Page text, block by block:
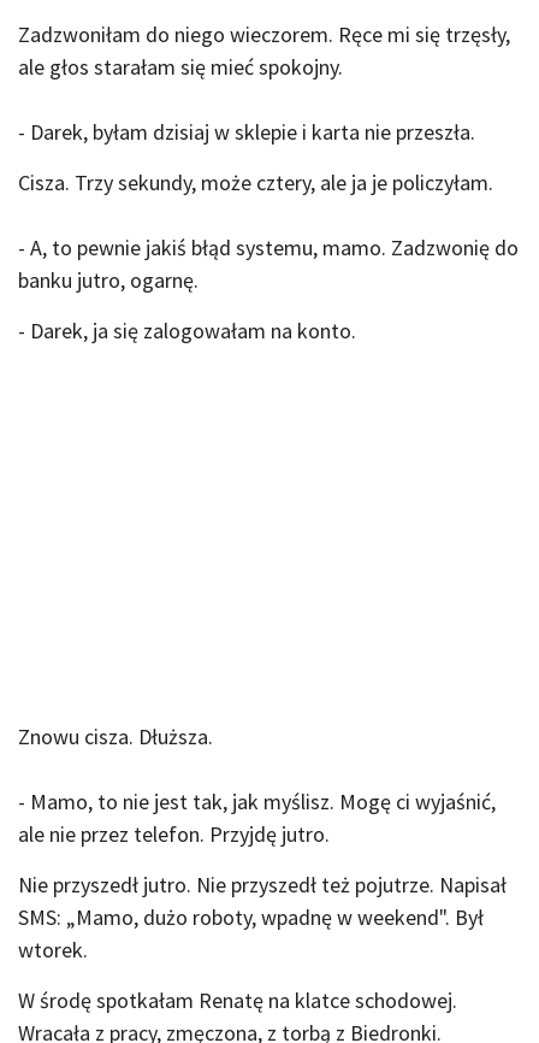
Zadzwoniłam do niego wieczorem. Ręce mi się trzęsły,
ale głos starałam się mieć spokojny.
- Darek, byłam dzisiaj w sklepie i karta nie przeszła.
Cisza. Trzy sekundy, może cztery, ale ja je policzyłam.
- A, to pewnie jakiś błąd systemu, mamo. Zadzwonię do
banku jutro, ogarnę.
- Darek, ja się zalogowałam na konto.
Znowu cisza. Dłuższa.
- Mamo, to nie jest tak, jak myślisz. Mogę ci wyjaśnić,
ale nie przez telefon. Przyjdę jutro.
Nie przyszedł jutro. Nie przyszedł też pojutrze. Napisał
SMS: „Mamo, dużo roboty, wpadnę w weekend". Był
wtorek.
W środę spotkałam Renatę na klatce schodowej.
Wracała z pracy, zmęczona, z torbą z Biedronki.